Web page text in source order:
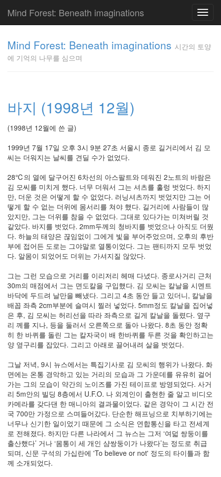
Mind Forest: Beneath imaginations
Mind Forest: Beneath imaginations 시간의 토양
에 기억의 나무를 심으며
바지 (1998년 12월)
(1998년 12월에 쓴 글)
1999년 7월 17일 오후 3시 9분 27초 서울시 종로 길거리에서 김 모
씨는 더워지는 날씨를 견딜 수가 없었다.
28℃의 열에 달구어진 6차선의 아스팔트와 데워진 2노트의 바람은
김 모씨를 미치게 했다. 너무 더워서 그는 셔츠를 훌렁 벗었다. 하지
만, 더운 것은 어떻게 할 수 없었다. 러닝셔츠까지 벗었지만 그는 어
떻게 할 수 없는 더위에 몸서리를 쳐야 했다. 길거리에 사람들이 많
았지만, 그는 더위를 참을 수 없었다. 그대로 있다가는 미쳐버릴 것
같았다. 바지를 벗었다. 2mm두께의 청바지를 벗었으나 아직도 더웠
다. 하늘의 태양은 끊임없이 그에게 빛을 부어주었으며, 오후의 후반
부에 접어든 도로는 그야말로 열통이었다. 그는 팬티까지 모두 벗었
다. 알몸이 되었어도 더위는 가셔지질 않았다.
그는 그런 모습으로 거리를 이리저리 헤매 다녔다. 종로사거리 근처
30m의 매점에서 그는 면도칼을 구입했다. 김 모씨는 칼날을 시멘트
바닥에 두드려 날만을 빼냈다. 그리고 4초 동안 들고 있더니, 칼날을
배꼽 좌측 2cm부분에 슬며시 찔러 넣었다. 5mm정도 칼날을 집어넣
은 후, 김 모씨는 허리선을 따라 좌측으로 길게 칼날을 돌렸다. 옆구
리 께를 지나, 등을 둘러서 오른쪽으로 돌아 나왔다. 8초 동안 정확
히 한 바퀴를 돌린 그는 칼자국이 배 한바퀴를 두른 것을 확인하고는
양 옆구리를 잡았다. 그리고 아래로 끌어내려 살을 벗었다.
그날 저녁, 9시 뉴스에서는 특집기사로 김 모씨의 행위가 나왔다. 화
면에는 온통 경악하고 있는 거리의 모습과 그 가운데를 유유히 걸어
가는 그의 모습이 약간의 노이즈를 가진 테이프로 방영되었다. 사거
리 5m안의 빌딩 8층에서 U.F.O. 나 외계인이 출현한 줄 알고 비디오
카메라를 갖다댄 한 매니아의 결과물이었다. 같은 경악이 그 시간 전
국 700만 가정으로 스며들어갔다. 단순한 해프닝으로 치부하기에는
너무나 신기한 일이었기 때문에 그 소식은 연합통신을 타고 전세계
로 전해졌다. 하지만 다른 나라에서 그 뉴스는 그저 ‘여덟 쌍둥이를
출산했다’ 거나 ‘몸통이 세 개인 샴쌍둥이가 나왔다’는 정도로 취급
되며, 신문 구석의 가십란에 'To believe or not' 정도의 타이틀과 함
께 소개되었다.
이
의
글
러
단
상
질
의
끝
[영
화]
인
사
이
드
웃
LG
전
자
모
바
일
부
효
몇
가
지
계
획
(1)
CODE
keyboard
MX
clear